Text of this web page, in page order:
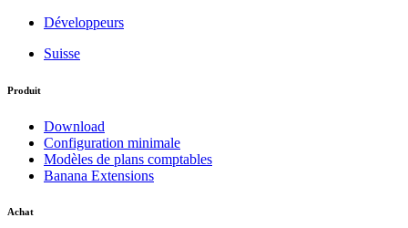
Développeurs
Suisse
Produit
Download
Configuration minimale
Modèles de plans comptables
Banana Extensions
Achat